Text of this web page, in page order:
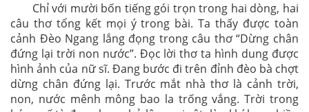
Chỉ với mười bốn tiếng gói trọn trong hai dòng, hai
câu thơ tổng kết mọi ý trong bài. Ta thấy được toàn
cảnh Đèo Ngang lắng đọng trong câu thơ “Dừng chân
đứng lại trời non nước”. Đọc lời thơ ta hình dung được
hình ảnh của nữ sĩ. Đang bước đi trên đỉnh đèo bà chợt
dừng chân đứng lại. Trước mắt nhà thơ là cảnh trời,
non, nước mênh mông bao la trống vắng. Trời trong